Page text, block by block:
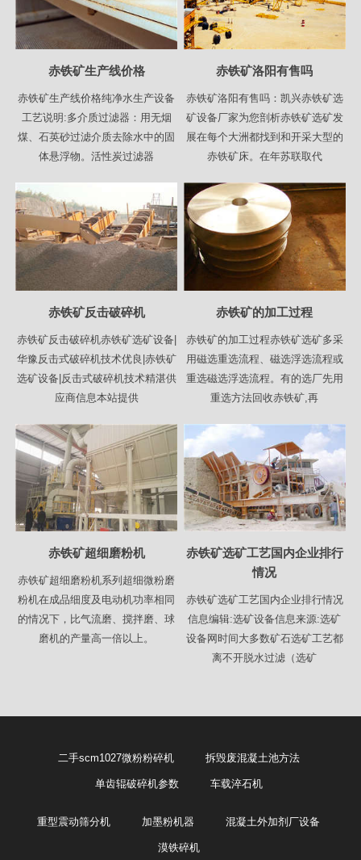
赤铁矿生产线价格
赤铁矿生产线价格纯净水生产设备
工艺说明:多介质过滤器：用无烟
煤、石英砂过滤介质去除水中的固
体悬浮物。活性炭过滤器
赤铁矿洛阳有售吗
赤铁矿洛阳有售吗：凯兴赤铁矿选
矿设备厂家为您剖析赤铁矿选矿发
展在每个大洲都找到和开采大型的
赤铁矿床。在年苏联取代
赤铁矿反击破碎机
赤铁矿反击破碎机赤铁矿选矿设备|
华豫反击式破碎机技术优良|赤铁矿
选矿设备|反击式破碎机技术精湛供
应商信息本站提供
赤铁矿的加工过程
赤铁矿的加工过程赤铁矿选矿多采
用磁选重选流程、磁选浮选流程或
重选磁选浮选流程。有的选厂先用
重选方法回收赤铁矿,再
赤铁矿超细磨粉机
赤铁矿超细磨粉机系列超细微粉磨
粉机在成品细度及电动机功率相同
的情况下，比气流磨、搅拌磨、球
磨机的产量高一倍以上。
赤铁矿选矿工艺国内企业排行
情况
赤铁矿选矿工艺国内企业排行情况
信息编辑:选矿设备信息来源:选矿
设备网时间大多数矿石选矿工艺都
离不开脱水过滤（选矿
二手scm1027微粉粉碎机 拆毁废混凝土池方法
单齿辊破碎机参数 车载淬石机
重型震动筛分机 加墨粉机器 混凝土外加剂厂设备
漠铁碎机